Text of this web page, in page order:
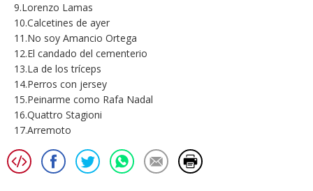
9.Lorenzo Lamas
10.Calcetines de ayer
11.No soy Amancio Ortega
12.El candado del cementerio
13.La de los tríceps
14.Perros con jersey
15.Peinarme como Rafa Nadal
16.Quattro Stagioni
17.Arremoto